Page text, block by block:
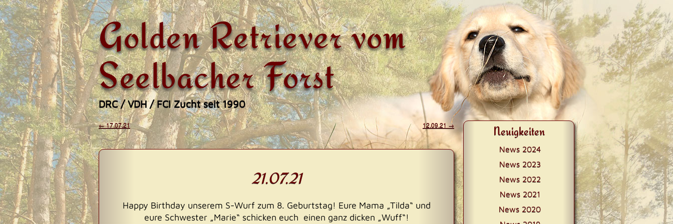
Golden Retriever vom
Seelbacher Forst
DRC / VDH / FCI Zucht seit 1990
Hauptmenü
Zum
Inhalt
Beitragsnavigation
←17.07.21 12.09.21 →
21.07.21
Happy Birthday unserem S-Wurf zum 8. Geburtstag! Eure Mama „Tilda“ und
eure Schwester „Marie“ schicken euch einen ganz dicken „Wuff“!
Neuigkeiten
News 2024
News 2023
News 2022
News 2021
News 2020